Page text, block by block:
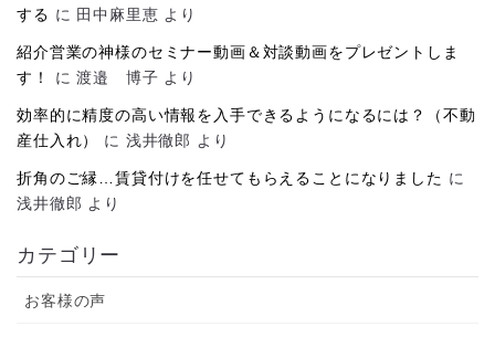
する に 田中麻里恵 より
紹介営業の神様のセミナー動画＆対談動画をプレゼントしま
す！
に渡邉 博子 より
効率的に精度の高い情報を入手できるようになるには？（不動
産仕入れ）
に 浅井徹郎 より
折角のご縁…賃貸付けを任せてもらえることになりました に
浅井徹郎 より
カテゴリー
お客様の声